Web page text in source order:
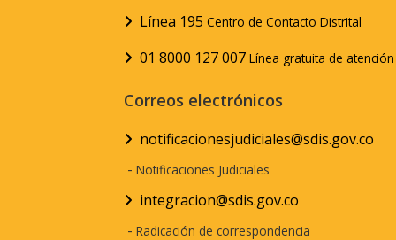
Línea 195 Centro de Contacto Distrital
01 8000 127 007 Línea gratuita de
Correos electrónicos
notificacionesjudiciales@sdis.gov.co
- Notificaciones Judiciales
integracion@sdis.gov.co
- Radicación de correspondencia